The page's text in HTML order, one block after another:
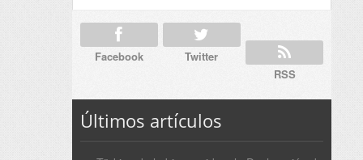
Facebook
Twitter
RSS
Últimos artículos